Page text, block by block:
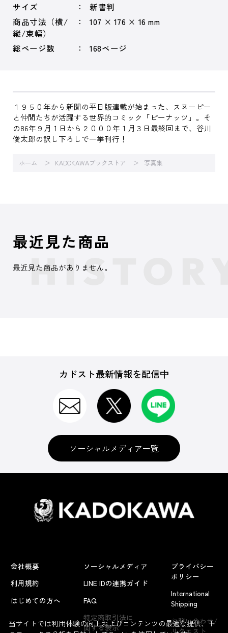
サイズ
新書判
商品寸法（横/
縦/束幅）
107 × 176 × 16 mm
総ページ数 168ページ
１９５０年から新聞の平日版連載が始まった、スヌーピー
と仲間たちが活躍する世界的コミック「ピーナッツ」。そ
の86年９月１日から２０００年１月３日最終回まで、谷川
俊太郎の訳し下ろしで一挙刊行！
ホーム KADOKAWAブックストア 写真集
よくあるお問い合わせ
最近見た商品
最近見た商品がありません。
カドスト最新情報を配信中
ソーシャルメディア一覧
会社概要
利用規約
はじめての方へ
ソーシャルメディア
LINE IDの連携ガイド
FAQ
特定商取引法に
関する表示
プライバシー
ポリシー
International
Shipping
お問い合わせ/
リクエスト
当サイトでは利用体験の向上およびコンテンツの最適な提供、ト